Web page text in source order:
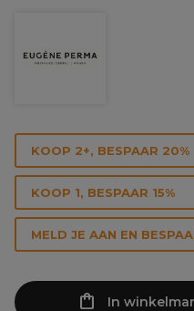
KOOP 2+, BESPAAR 20%
KOOP 1, BESPAAR 15%
MELD JE AAN EN
In